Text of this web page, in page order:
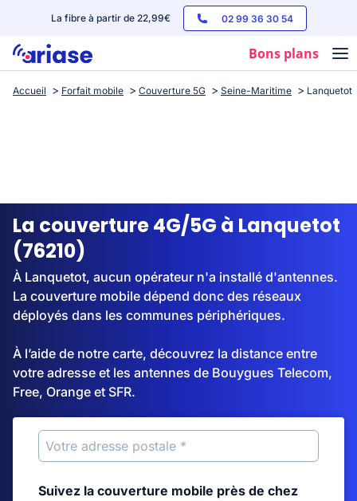
La fibre à partir de 22,99€ 02 99 36 30 54
Bons plans
Box internet
Streaming
Accueil Forfait mobile Couverture 5G Seine-Maritime Lanquetot
La couverture 4G/5G à Lanquetot
(76210)
À Lanquetot, aucun opérateur n'a installé d'antennes.
La couverture mobile dépend donc des réseaux
déployés dans les communes périphériques.
À l’aide de notre carte, découvrez la distance entre
votre adresse et les antennes de Bouygues Telecom,
Free, Orange et SFR.
Suivez la couverture mobile près de chez